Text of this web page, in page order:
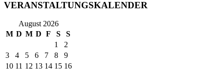
VERANSTALTUNGSKALENDER
August 2026
M D M D F S S
1
2
3
4 5 6 7 8
9
10 11 12 13 14 15 16